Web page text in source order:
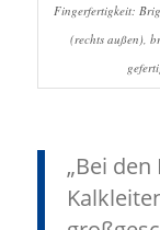
Fingerfertigkeit:
(rechts außen),
„Bei